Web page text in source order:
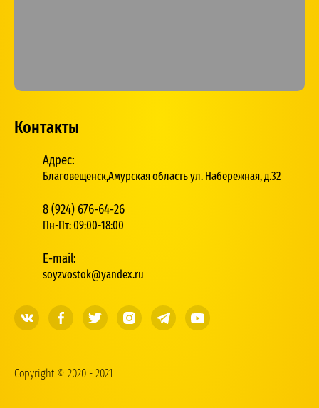
Контакты
Адрес:
Благовещенск,Амурская область ул. Набережная, д.32
8 (924) 676-64-26
Пн-Пт: 09:00-18:00
E-mail:
soyzvostok@yandex.ru
Copyright © 2020 - 2021